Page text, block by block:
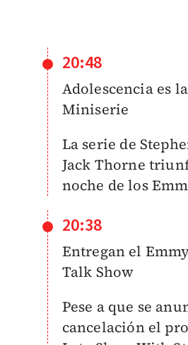
20:48
Adolescencia es
Miniserie
La serie de
Jack Thorne
noche de los
20:38
Entregan el
Talk Show
Pese a que se
cancelación el